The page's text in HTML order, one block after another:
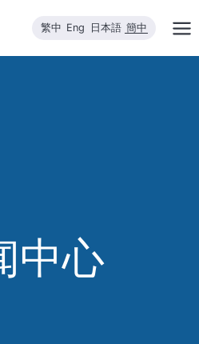
繁中 Eng 日本語 簡中
中心